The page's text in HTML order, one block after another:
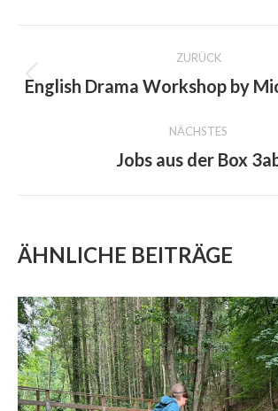
NAVIGATION
ZURÜCK
Previous
English Drama Workshop by
NÄCHSTES
Next
Jobs aus der Box
ÄHNLICHE BEITRÄGE